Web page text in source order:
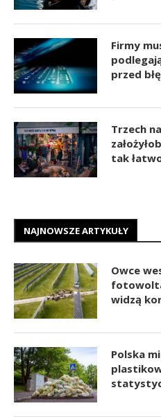
Firmy
przed
Trzech
tak
NAJNOWSZE ARTYKUŁY
Owce
widzą
Polska